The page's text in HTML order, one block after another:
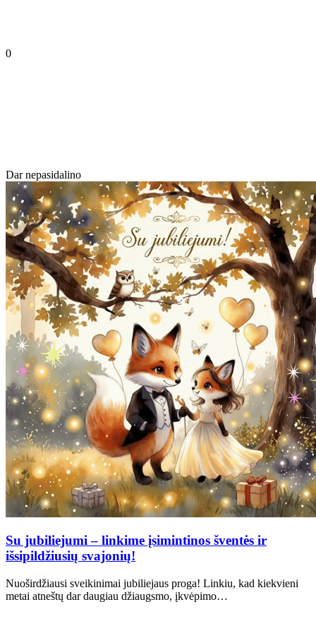
0
Dar nepasidalino
Su jubiliejumi – linkime įsimintinos šventės ir
išsipildžiusių svajonių!
Nuoširdžiausi sveikinimai jubiliejaus proga! Linkiu, kad kiekvieni
metai atneštų dar daugiau džiaugsmo, įkvėpimo…